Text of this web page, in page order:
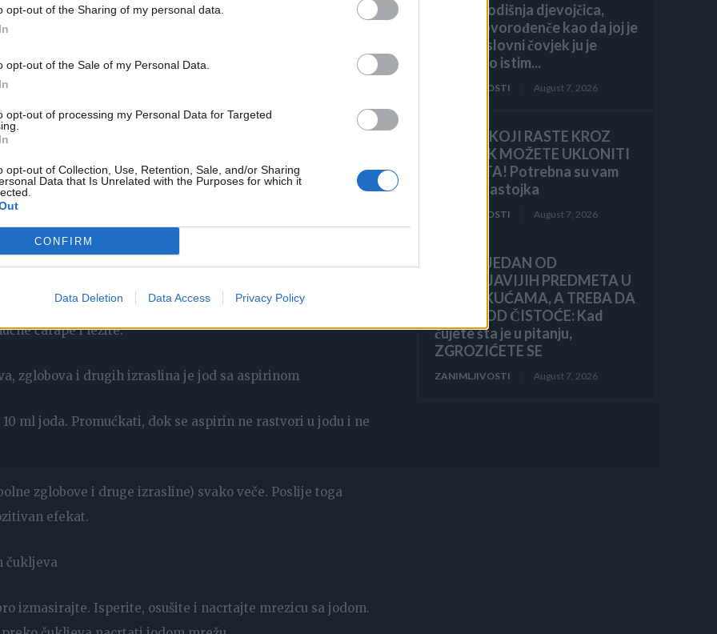
opt-out of the Sharing of my personal data.
opt-out of the Sale of my Personal Data.
opt-out of processing my Personal Data for Targeted
opt-out of Collection, Use, Retention, Sale, and/or Sharing
Data that Is Unrelated with the Purposes for which it
CONFIRM
Data Deletion Data Access Privacy Policy
osjetiti poslije desetak dana.
zglobovima. Ovaj recept je takođe efikasan kod prirodnog
na nogama nestaće u potpunosti.
100 ml 96%-nog alkohola. Ostaviti da odstoji nedelju
dobro napariti noge u toploj vodi (3 l vode i 1
čarape i lezite.
zglobova i drugih izraslina je jod sa aspirinom
ml joda. Promućkati, dok se aspirin ne rastvori u jodu i ne
zglobove i druge izrasline) svako veče. Poslije toga
efekat.
čukljeva
izmasirajte. Isperite, osušite i nacrtajte mrezicu sa jodom.
sedmogodišnja djevojčica,
grleći novorođenče kao da joj je
brat. Poslovni čovjek ju je
pogledao istim...
ZANIMLJIVOSTI August 7, 2026
KOROV KOJI RASTE KROZ
ŠLJUNAK MOŽETE UKLONITI
U 24 SATA! Potrebna su vam
samo 2 sastojka
ZANIMLJIVOSTI August 7, 2026
OVO JE JEDAN OD
NAJPRLJAVIJIH PREDMETA U
NAŠIM KUĆAMA, A TREBA DA
BLISTA OD ČISTOĆE: Kad
čujete šta je u pitanju,
ZGROZIĆETE SE
ZANIMLJIVOSTI August 7, 2026